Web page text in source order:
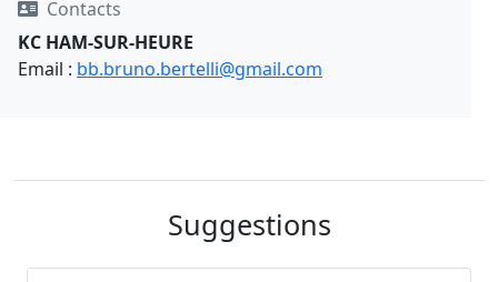
Contacts
KC HAM-SUR-HEURE
Email : bb.bruno.bertelli@gmail.com
Suggestions